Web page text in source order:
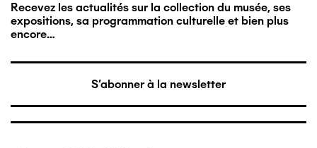
Recevez les actualités sur la collection du musée, ses
expositions, sa programmation culturelle et bien plus
encore…
S'abonner à la newsletter